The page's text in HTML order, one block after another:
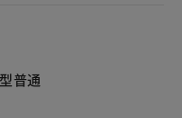
普通